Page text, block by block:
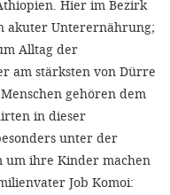
Hier im Bezirk
akuter Unterernährung;
Alltag der
am stärksten von Dürre
gehören dem
in dieser
unter der
um ihre Kinder machen
Job Komoi: